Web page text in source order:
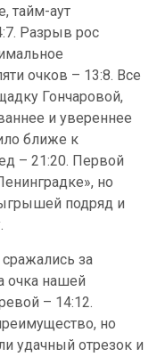
тайм-аут
Разрыв рос
очков – 13:8. Все
Гончаровой,
и увереннее
ближе к
– 21:20. Первой
но
подряд и
за
очка нашей
– 14:12.
но
удачный отрезок и